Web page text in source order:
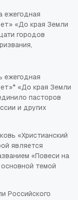
ежегодная
«До края Земли
городов
ежегодная
«До края Земли
пасторов
и других
«Христианский
является
«Повеси на
темой
Российского